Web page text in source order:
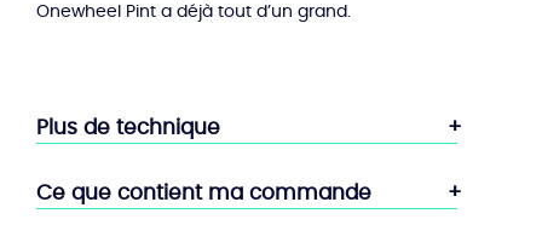
Onewheel Pint a déjà tout d’un grand.
Plus de technique
Ce que contient ma commande